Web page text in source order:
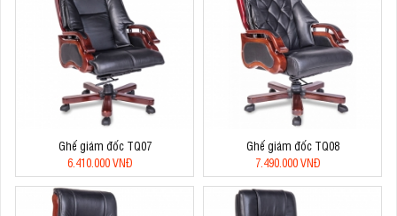
Ghế giám đốc TQ07
6.410.000 VNĐ
Ghế giám đốc TQ08
7.490.000 VNĐ